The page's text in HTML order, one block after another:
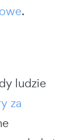
.
ludzie
za